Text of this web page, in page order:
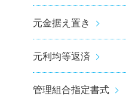
元金据え置き
元利均等返済
管理組合指定書式